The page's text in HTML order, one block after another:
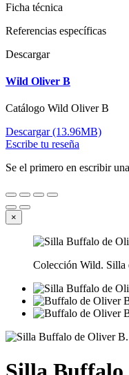
Ficha técnica
Referencias específicas
Descargar
Wild Oliver B
Catálogo Wild Oliver B
Descargar (13.96MB)
Escribe tu reseña
Se el primero en escribir
×
Colección Wild. Silla